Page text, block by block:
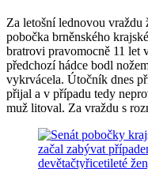
Za letošní lednovou vraždu
pobočka brněnského
bratrovi pravomocně 11 let
předchozí hádce bodl
vykrvácela. Útočník dnes
přijal a v případu tedy
muž litoval. Za vraždu s